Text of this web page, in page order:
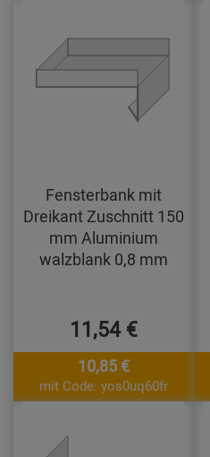
Fensterbank mit
Dreikant Zuschnitt 150
mm Aluminium
walzblank 0,8 mm
11,54 €
10,85 €
mit Code: yos0uq60fr